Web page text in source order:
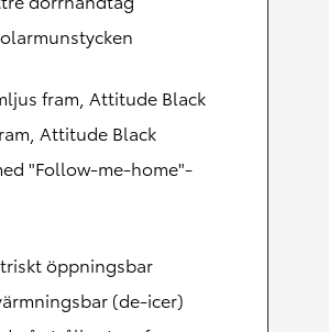
fram, Attitude Black
Attitude Black
"Follow-me-home"-
öppningsbar
(de-icer)